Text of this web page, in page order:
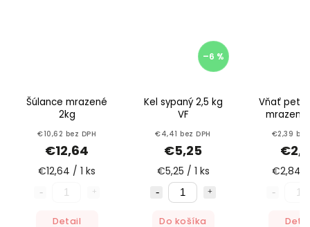
Šúlance mrazené
2kg
€10,62 bez DPH
€12,64
€12,64 / 1 ks
Detail
–6 %
Kel sypaný 2,5 kg
VF
€4,41 bez DPH
€5,25
€5,25 / 1 ks
Do košíka
Vňať
mrazená
€2,39 bez
€2,84 /